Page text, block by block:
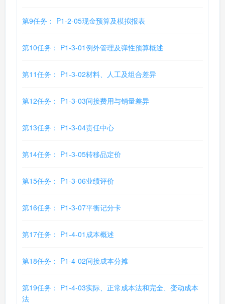
第9任务： P1-2-05现金预算及模拟报表
第10任务： P1-3-01例外管理及弹性预算概述
第11任务： P1-3-02材料、人工及组合差异
第12任务： P1-3-03间接费用与销量差异
第13任务： P1-3-04责任中心
第14任务： P1-3-05转移品定价
第15任务： P1-3-06业绩评价
第16任务： P1-3-07平衡记分卡
第17任务： P1-4-01成本概述
第18任务： P1-4-02间接成本分摊
第19任务： P1-4-03实际、正常成本法和完全、变动成本
法